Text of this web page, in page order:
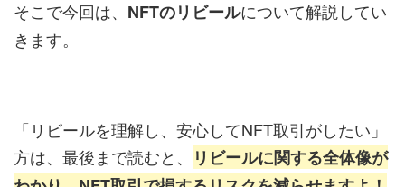
そこで今回は、 NFTのリビールについて解説してい
きます。
「リビールを理解し、安心してNFT取引がしたい」
方は、最後まで読むと、
リビールに関する全体像が